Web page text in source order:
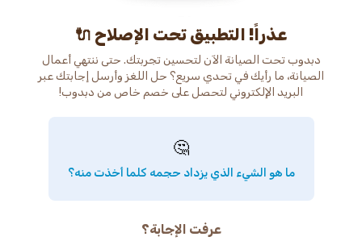
عذراً! التطبيق تحت الإصلاح 🔌
دبدوب تحت الصيانة الآن لتحسين تجربتك. حتى ننتهي أعمال
الصيانة، ما رأيك في تحدي سريع؟ حل اللغز وأرسل إجابتك عبر
البريد الإلكتروني لتحصل على خصم خاص من دبدوب!
🤔
ما هو الشيء الذي يزداد حجمه كلما أخذت منه؟
عرفت الإجابة؟